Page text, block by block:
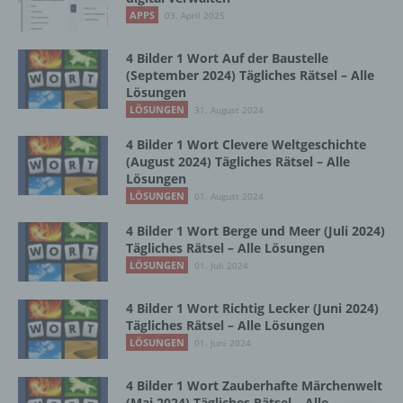
APPS 03. April 2025
4 Bilder 1 Wort Auf der Baustelle
(September 2024) Tägliches Rätsel – Alle
Lösungen
LÖSUNGEN 31. August 2024
4 Bilder 1 Wort Clevere Weltgeschichte
(August 2024) Tägliches Rätsel – Alle
Lösungen
LÖSUNGEN 01. August 2024
4 Bilder 1 Wort Berge und Meer (Juli 2024)
Tägliches Rätsel – Alle Lösungen
LÖSUNGEN 01. Juli 2024
4 Bilder 1 Wort Richtig Lecker (Juni 2024)
Tägliches Rätsel – Alle Lösungen
LÖSUNGEN 01. Juni 2024
4 Bilder 1 Wort Zauberhafte Märchenwelt
Zusammenhang mit personenbezogenen
Organisation, das Ordnen, die Speicherung,
die Anpassung oder Veränderung, das
Auslesen, das Abfragen, die Verwendung,
die Offenlegung durch Übermittlung,
Bereitstellung, den Abgleich oder die
Verknüpfung, die Einschränkung, das
Löschen oder die Vernichtung.
d) Einschränkung der Verarbeitung
Einschränkung der Verarbeitung ist die
Markierung gespeicherter
personenbezogener Daten mit dem Ziel, ihre
künftige Verarbeitung einzuschränken.
e) Profiling